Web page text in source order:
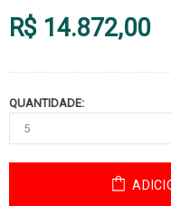
R$ 14.872,00
QUANTIDADE: